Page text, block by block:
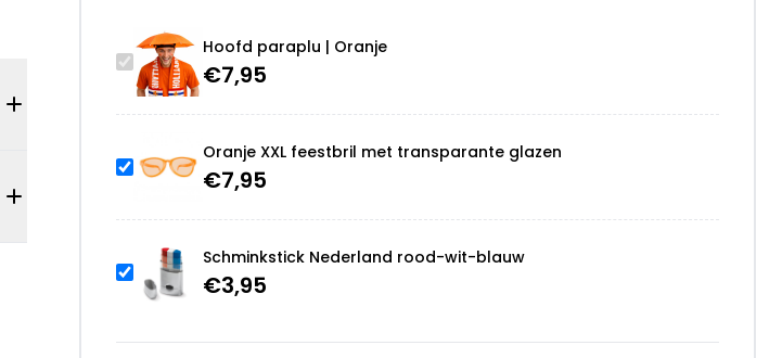
Hoofd paraplu | Oranje
€7,95
Oranje XXL feestbril met transparante glazen
€7,95
Schminkstick Nederland rood-wit-blauw
€3,95